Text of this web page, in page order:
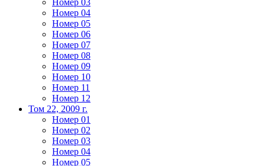
Номер 03
Номер 04
Номер 05
Номер 06
Номер 07
Номер 08
Номер 09
Номер 10
Номер 11
Номер 12
Том 22, 2009 г.
Номер 01
Номер 02
Номер 03
Номер 04
Номер 05